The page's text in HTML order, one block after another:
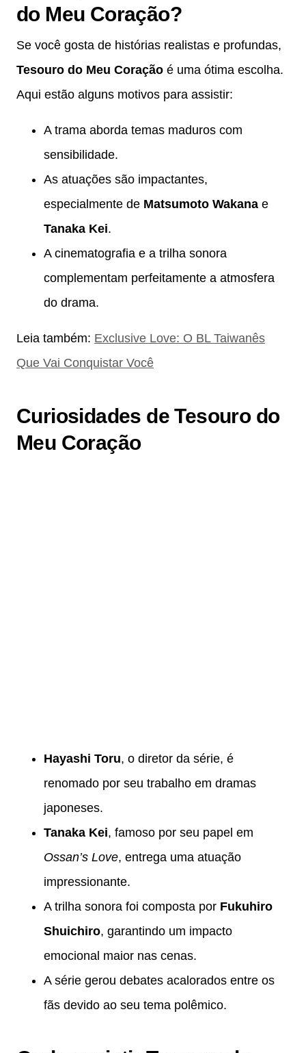
do Meu Coração?
Se você gosta de histórias realistas e profundas,
Tesouro do Meu Coração é uma ótima escolha.
Aqui estão alguns motivos para assistir:
A trama aborda temas maduros com
sensibilidade.
As atuações são impactantes,
especialmente de Matsumoto Wakana e
Tanaka Kei.
A cinematografia e a trilha sonora
complementam perfeitamente a atmosfera
do drama.
Leia também: Exclusive Love: O BL Taiwanês
Que Vai Conquistar Você
Curiosidades de Tesouro do
Meu Coração
Hayashi Toru, o diretor da série, é
renomado por seu trabalho em dramas
japoneses.
Tanaka Kei, famoso por seu papel em
Ossan’s Love, entrega uma atuação
impressionante.
A trilha sonora foi composta por Fukuhiro
Shuichiro, garantindo um impacto
emocional maior nas cenas.
A série gerou debates acalorados entre os
fãs devido ao seu tema polêmico.